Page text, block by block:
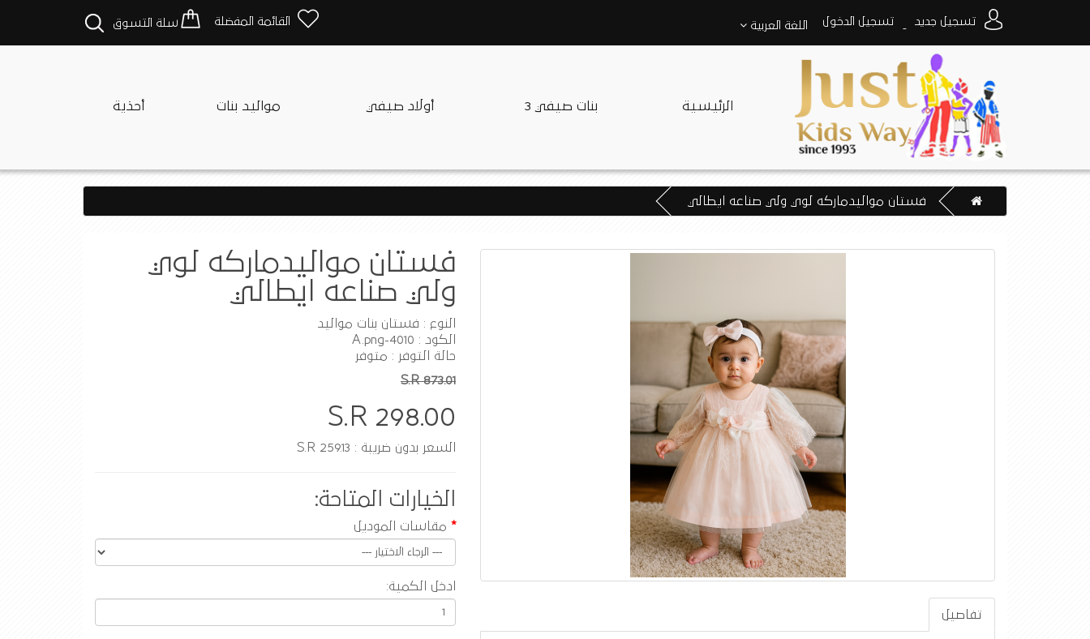
القائمة المفضلة سلة التسوق تسجيل جديد
-
تسجيل الدخول اللغة العربية
الرئيسية بنات صيفي 3 أولاد صيفي مواليد بنات أحذية
فستان مواليدماركه لوي ولي صناعه ايطالي
تفاصيل
فستان مواليدماركه لوي
ولي صناعه ايطالي
النوع : فستان بنات مواليد
الكود : 4010-A.png
حالة التوفر : متوفر
S.R 873.01
S.R 298.00
السعر بدون ضريبة : S.R 259.13
الخيارات المتاحة:
مقاسات الموديل
ادخل الكمية: